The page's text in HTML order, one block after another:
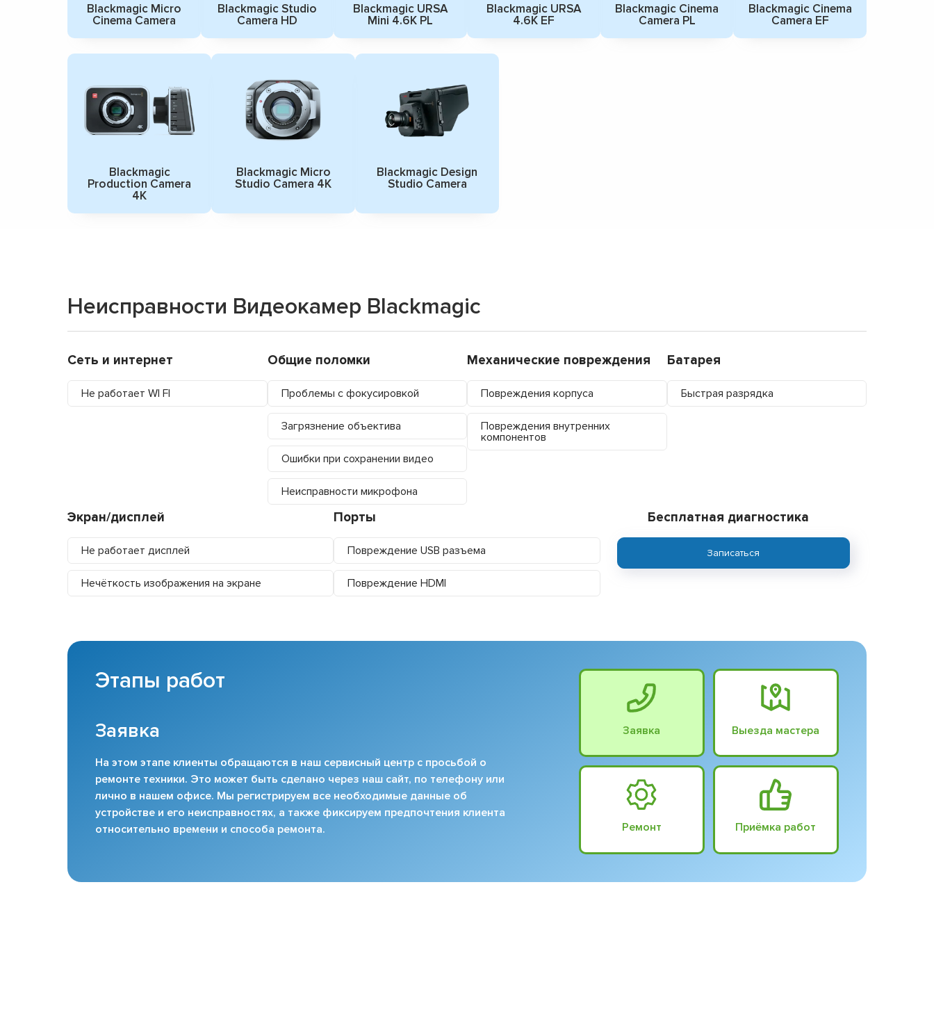
Blackmagic Micro
Cinema Camera
Blackmagic Studio
Camera HD
Blackmagic URSA
Mini 4.6K PL
Blackmagic URSA
4.6K EF
Blackmagic Cinema
Camera PL
Blackmagic Cinema
Camera EF
Blackmagic
Production Camera
4K
Blackmagic Micro
Studio Camera 4K
Blackmagic Design
Studio Camera
Неисправности Видеокамер Blackmagic
Сеть и интернет
Не работает WI FI
Общие поломки
Проблемы с фокусировкой
Загрязнение объектива
Ошибки при сохранении видео
Неисправности микрофона
Механические повреждения
Повреждения корпуса
Повреждения внутренних
компонентов
Батарея
Быстрая разрядка
Экран/дисплей
Не работает дисплей
Нечёткость изображения на экране
Порты
Повреждение USB разъема
Повреждение HDMI
Бесплатная диагностика
Записаться
Этапы работ
Заявка
На этом этапе клиенты обращаются в наш сервисный центр с просьбой о
ремонте техники. Это может быть сделано через наш сайт, по телефону или
лично в нашем офисе. Мы регистрируем все необходимые данные об
устройстве и его неисправностях, а также фиксируем предпочтения клиента
относительно времени и способа ремонта.
Заявка Выезда мастера
Ремонт Приёмка работ